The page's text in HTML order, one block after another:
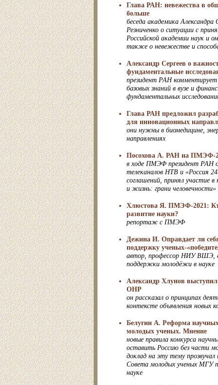
Глава РАН: невежества в
больше
беседа академика Александра
Резниченко о ситуации с
Российской академии наук и
также о невежестве и
Александр Сергеев о
фундаментальные
президент РАН комментирует
базовых знаний в вузе и
фундаментальных
Глава РАН предложил
для инновационных
они нужны в биомедицине,
направлениях
Посохова А. РАН на ПМЭФ-
в ходе ПМЭФ президент РАН
телеканалов НТВ и «Россия
соглашений, принял участие в
и жизнь: грани человечности»
Хлюстова Я. ПМЭФ-2021:
развитие науки?
репортаж с ПМЭФ
Дежина И. Оправдает ли
поддержку ученых-
автор, профессор НИУ ВШЭ,
поддержки молодёжи в науке
Александр Хлунов
ОНР
он рассказал о принципах
контексте объявления новых
Белугин А. Реформа
молодых ученых. Мнение
новые правила конкурса
оставить Россию без части
доклад на эту тему прозвучал
Совета молодых ученых МГУ
науке